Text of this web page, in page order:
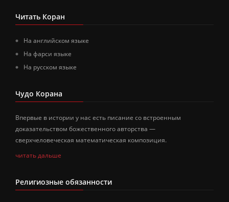
Читать Коран
На английском языке
На фарси языке
На русском языке
Чудо Корана
Впервые в истории у нас есть писание со встроенным
доказательством божественного авторства —
сверхчеловеческая математическая композиция.
читать дальше
Религиозные обязанности